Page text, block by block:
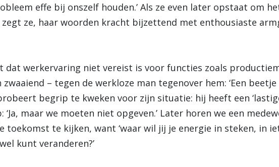
effe bij onszelf houden.’ Als ze even later opstaat om
ze, haar woorden kracht bijzettend met enthousiaste
dat werkervaring niet vereist is voor functies zoals
– tegen de werkloze man tegenover hem: ‘Een beetje
begrip te kweken voor zijn situatie: hij heeft een
maar we moeten niet opgeven.’ Later horen we een
toekomst te kijken, want ‘waar wil jij je energie in steken, in
kunt veranderen?’